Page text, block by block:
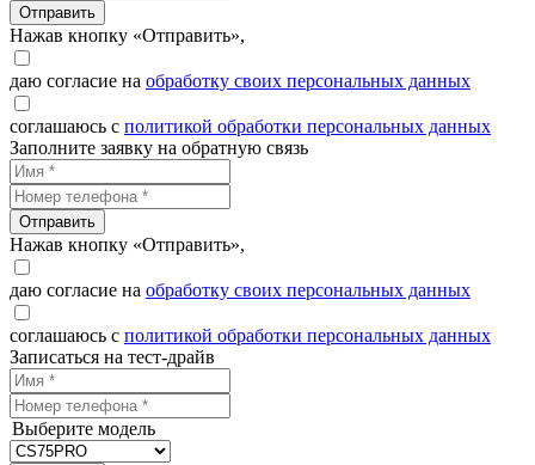
Отправить
Нажав кнопку «Отправить»,
даю согласие на обработку своих персональных данных
соглашаюсь с политикой обработки персональных данных
Заполните заявку на обратную связь
Отправить
Нажав кнопку «Отправить»,
даю согласие на обработку своих персональных данных
соглашаюсь с политикой обработки персональных данных
Записаться на тест-драйв
Выберите модель